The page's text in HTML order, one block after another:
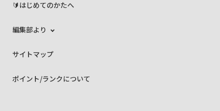
🔰はじめてのかたへ
編集部より
サイトマップ
ポイント/ランクについて